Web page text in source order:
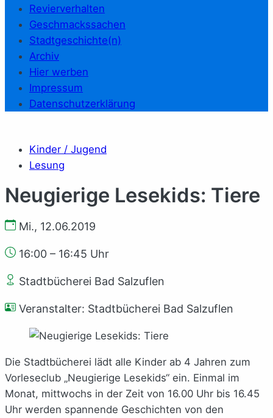
Revierverhalten
Geschmackssachen
Stadtgeschichte(n)
Archiv
Hier werben
Impressum
Datenschutzerklärung
Kinder / Jugend
Lesung
Neugierige Lesekids: Tiere
Mi., 12.06.2019
16:00 – 16:45 Uhr
Stadtbücherei Bad Salzuflen
Veranstalter: Stadtbücherei Bad Salzuflen
Die Stadtbücherei lädt alle Kinder ab 4 Jahren zum
Vorleseclub „Neugierige Lesekids“ ein. Einmal im
Monat, mittwochs in der Zeit von 16.00 Uhr bis 16.45
Uhr werden spannende Geschichten von den